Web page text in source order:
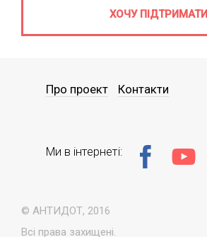
ХОЧУ ПІДТРИМАТИ
© АНТИДОТ, 2016
Всі права захищені.
Про проект Контакти
Ми в інтернеті: